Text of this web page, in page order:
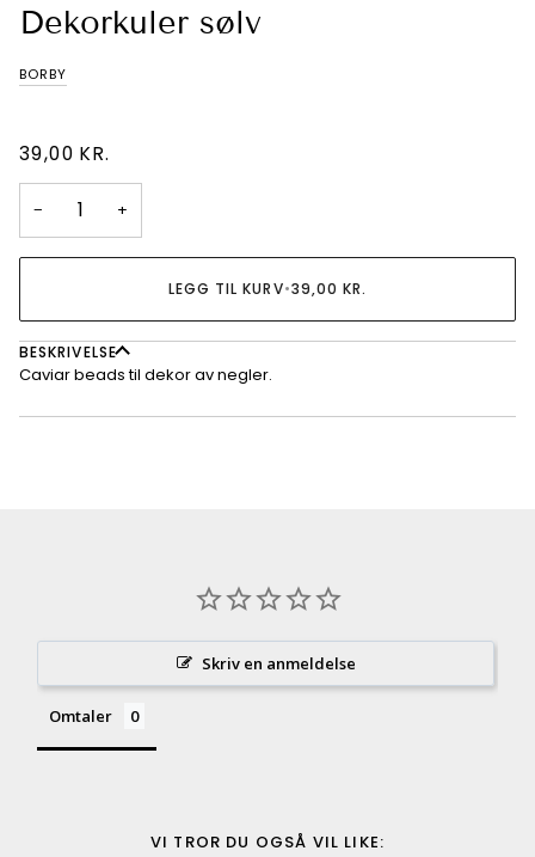
Dekorkuler sølv
BORBY
39,00 KR.
− +
LEGG TIL KURV•39,00 KR.
BESKRIVELSE
Caviar beads til dekor av negler.
Skriv en anmeldelse
Omtaler
VI TROR DU OGSÅ VIL LIKE: